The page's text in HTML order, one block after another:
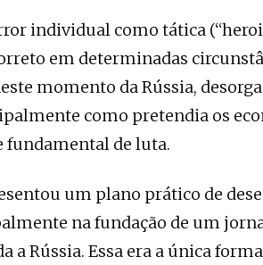
individual como tática
em determinadas
momento da Rússia,
como pretendia os
de luta.
um plano prático de
na fundação de um
a Rússia. Essa era a única